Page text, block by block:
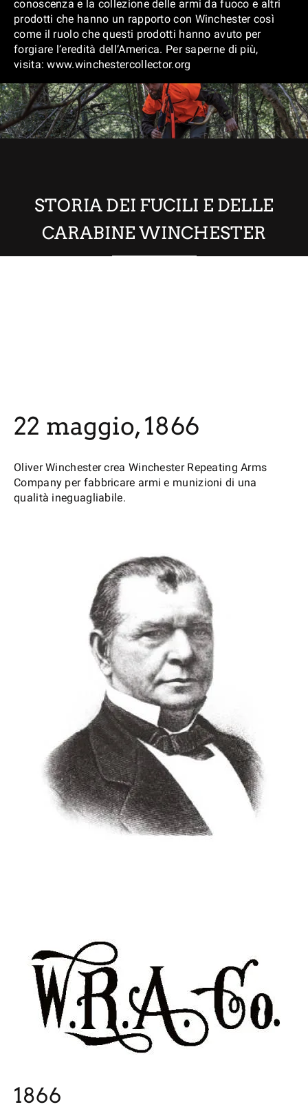
conoscenza e la collezione delle armi da fuoco e altri
prodotti che hanno un rapporto con Winchester così
come il ruolo che questi prodotti hanno avuto per
forgiare l’eredità dell’America. Per saperne di più,
visita: www.winchestercollector.org
STORIA DEI FUCILI E DELLE
CARABINE WINCHESTER
22 maggio, 1866
Oliver Winchester crea Winchester Repeating Arms
Company per fabbricare armi e munizioni di una
qualità ineguagliabile.
1866